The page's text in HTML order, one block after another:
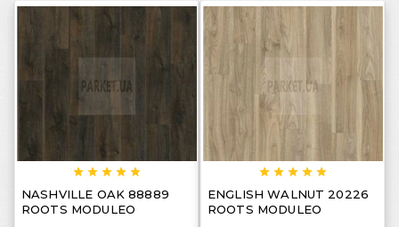
  
    
NASHVILLE OAK 88889
ROOTS MODULEO
  
    
ENGLISH WALNUT 20226
ROOTS MODULEO